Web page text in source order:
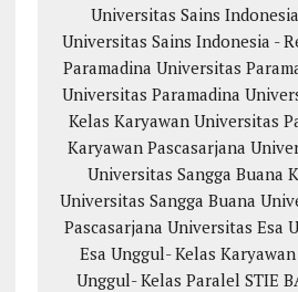
Universitas Sains
Universitas Sains Indonesia -
Paramadina Universitas
Universitas Paramadina
Kelas Karyawan Universitas
Karyawan Pascasarjana
Universitas Sangga Buana
Universitas Sangga Buana
Pascasarjana Universitas Esa
Esa Unggul- Kelas Karyawan
Unggul- Kelas Paralel STIE